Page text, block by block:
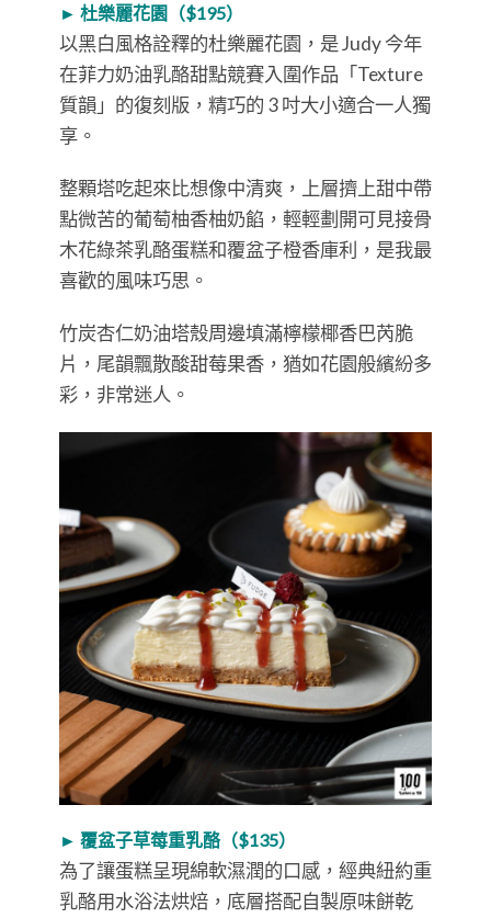
► 杜樂麗花園（$195）
以黑白風格詮釋的杜樂麗花園，是 Judy 今年
在菲力奶油乳酪甜點競賽入圍作品「Texture
質韻」的復刻版，精巧的 3 吋大小適合一人獨
享。
整顆塔吃起來比想像中清爽，上層擠上甜中帶
點微苦的葡萄柚香柚奶餡，輕輕劃開可見接骨
木花綠茶乳酪蛋糕和覆盆子橙香庫利，是我最
喜歡的風味巧思。
竹炭杏仁奶油塔殼周邊填滿檸檬椰香巴芮脆
片，尾韻飄散酸甜莓果香，猶如花園般繽紛多
彩，非常迷人。
► 覆盆子草莓重乳酪（$135）
為了讓蛋糕呈現綿軟濕潤的口感，經典紐約重
乳酪用水浴法烘焙，底層搭配自製原味餅乾